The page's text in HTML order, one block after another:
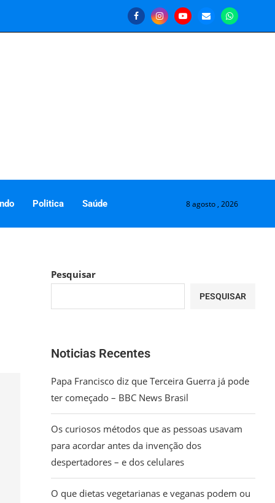
Politica Saúde 8 agosto , 2026
Pesquisar
PESQUISAR
Noticias Recentes
Papa Francisco diz que Terceira Guerra já pode
ter começado – BBC News Brasil
Os curiosos métodos que as pessoas usavam
para acordar antes da invenção dos
despertadores – e dos celulares
O que dietas vegetarianas e veganas podem ou